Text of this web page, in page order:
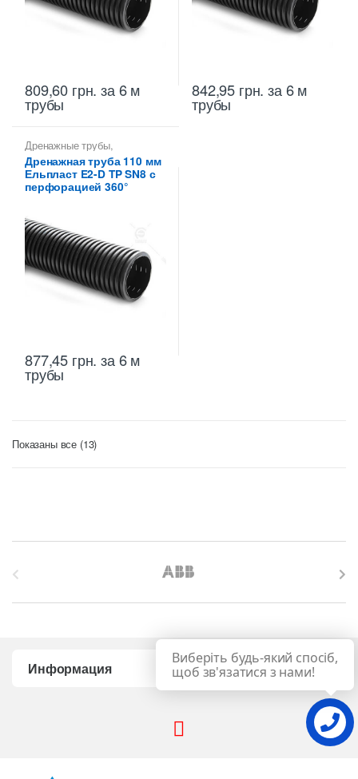
809,60 грн. за 6 м
трубы
842,95 грн. за 6 м
трубы
Дренажные трубы,
Дренажные трубы 110 мм
Дренажная труба 110 мм
Ельпласт E2-D TP SN8 с
перфорацией 360°
877,45 грн. за 6 м
трубы
Показаны все (13)Цены:
Информация
Виберіть будь-який спосіб,
щоб зв'язатися з нами!